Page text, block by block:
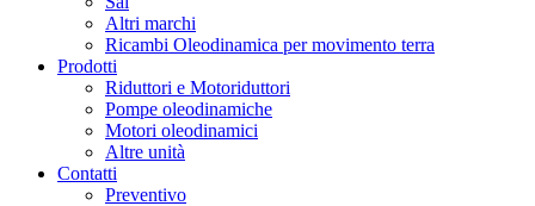
Altri marchi
Ricambi Oleodinamica per movimento terra
Prodotti
Riduttori e Motoriduttori
Pompe oleodinamiche
Motori oleodinamici
Altre unità
Contatti
Preventivo